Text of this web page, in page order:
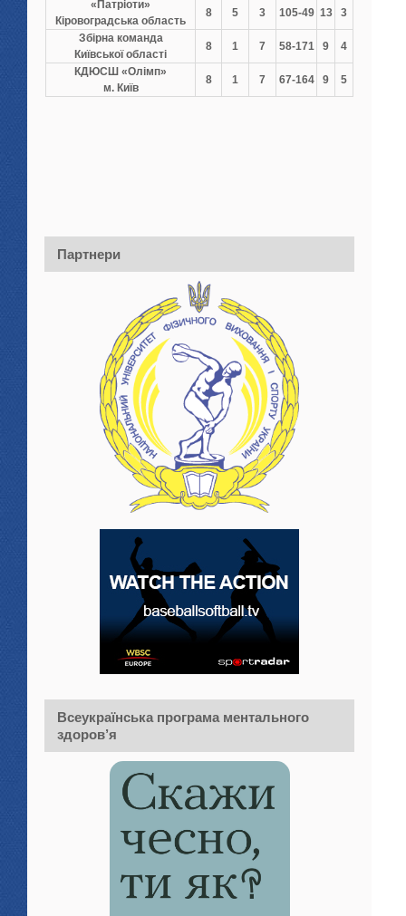
«Патріоти»
Кіровоградська область
8 5 3 105-49 13
3
Збірна команда
Київської області
8 1 7 58-171 9
4
КДЮСШ «Олімп»
м. Київ
8 1 7 67-164 9 5
Партнери
Всеукраїнська програма ментального
здоров’я